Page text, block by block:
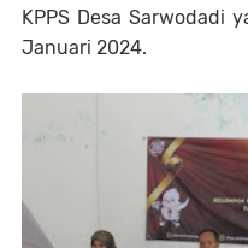
KPPS Desa Sarwodadi
Januari 2024.